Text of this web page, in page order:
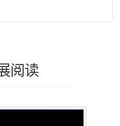
阅读